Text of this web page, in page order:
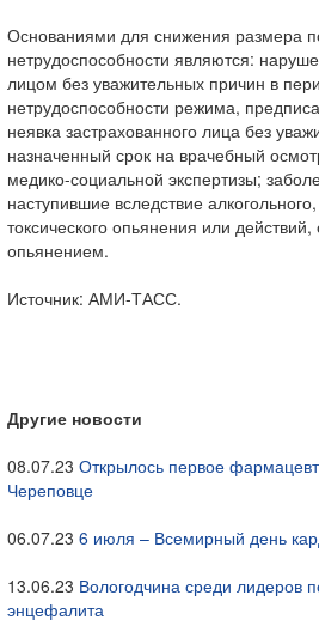
Основаниями для снижения размера
нетрудоспособности являются:
лицом без уважительных причин в
нетрудоспособности режима,
неявка застрахованного лица без
назначенный срок на врачебный
медико-социальной экспертизы;
наступившие вследствие
токсического опьянения или
опьянением.
Источник: АМИ-ТАСС.
Другие новости
08.07.23 Открылось первое
Череповце
06.07.23 6 июля – Всемирный день
13.06.23 Вологодчина среди лидеров
энцефалита